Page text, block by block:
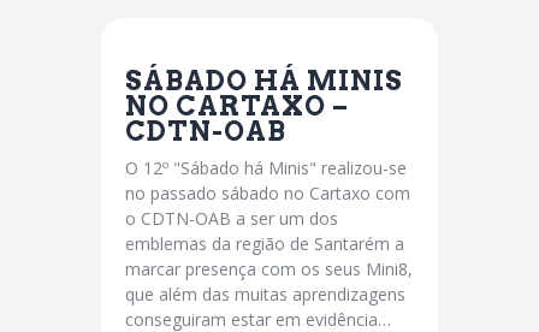
SÁBADO HÁ MINIS
NO CARTAXO –
CDTN-OAB
O 12º "Sábado há Minis" realizou-se
no passado sábado no Cartaxo com
o CDTN-OAB a ser um dos
emblemas da região de Santarém a
marcar presença com os seus Mini8,
que além das muitas aprendizagens
conseguiram estar em evidência…